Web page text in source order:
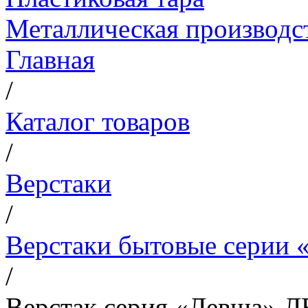
Металлическая
Главная
/
Каталог товаров
/
Верстаки
/
Верстаки бытовые серии
/